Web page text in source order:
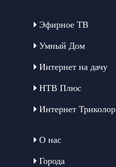
Эфирное ТВ
Умный Дом
Интернет на дачу
НТВ Плюс
Интернет Триколор
О нас
Города